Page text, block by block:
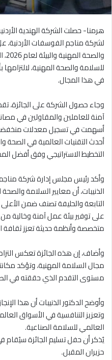
هرمنا- حصلت الشركة الهندية
لشركة مناجم الفوسفات الأردنية،
للسلامة والصحة المهنية،
في هذا المجال.
وجاء حصول الشركة على الجائزة،
آمنة للعاملين والمقاولين في
أسهمت في تسجيل معدلات منخفضة
أحدث التقنيات العالمية في الصحة
التخطيط الاستراتيجي وفق أفضل
وأكد رئيس مجلس إدارة شركة
الذنيبات، أن معايير السلامة
التابعة والحليفة تصنف ضمن
على توفير بيئة عمل آمنة وخالية
متخصصة وأنظمة حديثة تعزز ثقافة
وأضاف، إن هذه الجائزة تعكس
مجال السلامة المهنية، وتؤكد
مستوى التقدم الذي حققته في
وأوضح الدكتور الذنيبات أن هذا
وتعزيز التنافسية في الأسواق
العالمي للسلامة الصناعية.
يُذكر أن حفل تسليم الجائزة سيُقام
حزيران المقبل.